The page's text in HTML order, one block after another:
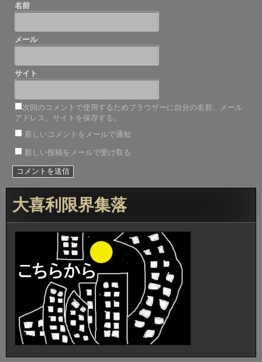
名前
メール
サイト
次回のコメントで使用するためブラウザーに自分の名前、メール
アドレス、サイトを保存する。
新しいコメントをメールで通知
新しい投稿をメールで受け取る
大喜利限界集落